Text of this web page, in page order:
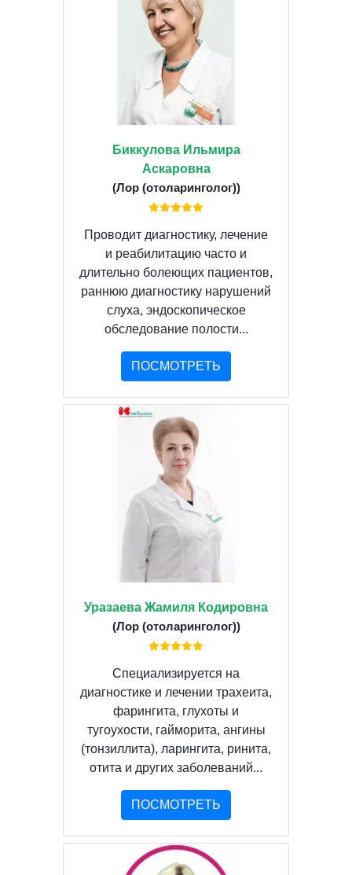
Биккулова Ильмира
Аскаровна
(Лор (отоларинголог))
Проводит диагностику, лечение
и реабилитацию часто и
длительно болеющих пациентов,
раннюю диагностику нарушений
слуха, эндоскопическое
обследование полости...
ПОСМОТРЕТЬ
Уразаева Жамиля Кодировна
(Лор (отоларинголог))
Специализируется на
диагностике и лечении трахеита,
фарингита, глухоты и
тугоухости, гайморита, ангины
(тонзиллита), ларингита, ринита,
отита и других заболеваний...
ПОСМОТРЕТЬ